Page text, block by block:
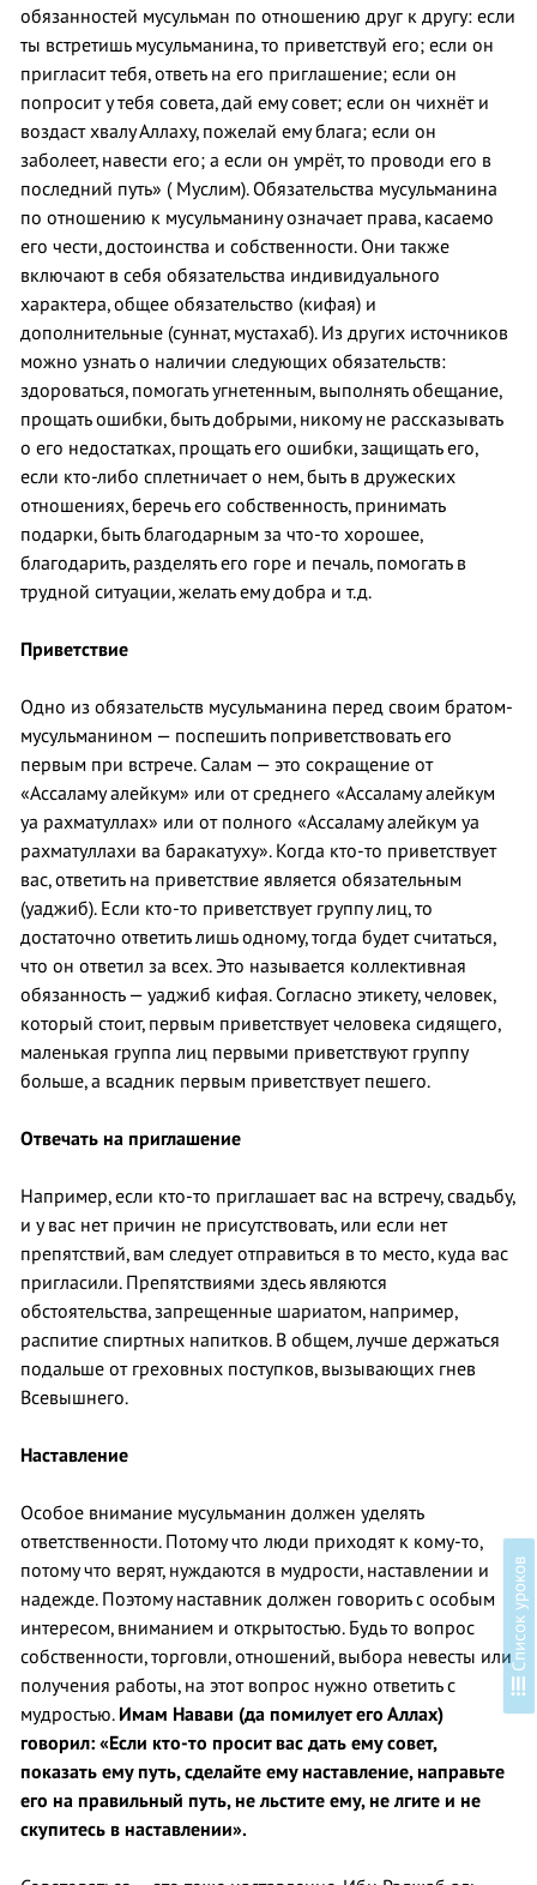
в
обязанностей мусульман по отношению друг к другу: если
ты встретишь мусульманина, то приветствуй его; если он
пригласит тебя, ответь на его приглашение; если он
попросит у тебя совета, дай ему совет; если он чихнёт и
воздаст хвалу Аллаху, пожелай ему блага; если он
заболеет, навести его; а если он умрёт, то проводи его в
последний путь» ( Муслим). Обязательства мусульманина
по отношению к мусульманину означает права, касаемо
его чести, достоинства и собственности. Они также
включают в себя обязательства индивидуального
характера, общее обязательство (кифая) и
дополнительные (суннат, мустахаб). Из других источников
можно узнать о наличии следующих обязательств:
здороваться, помогать угнетенным, выполнять обещание,
прощать ошибки, быть добрыми, никому не рассказывать
о его недостатках, прощать его ошибки, защищать его,
если кто-либо сплетничает о нем, быть в дружеских
отношениях, беречь его собственность, принимать
подарки, быть благодарным за что-то хорошее,
благодарить, разделять его горе и печаль, помогать в
трудной ситуации, желать ему добра и т.д.
Приветствие
Одно из обязательств мусульманина перед своим братом-
мусульманином — поспешить поприветствовать его
первым при встрече. Салам — это сокращение от
«Ассаламу алейкум» или от среднего «Ассаламу алейкум
уа рахматуллах» или от полного «Ассаламу алейкум уа
рахматуллахи ва баракатуху». Когда кто-то приветствует
вас, ответить на приветствие является обязательным
(уаджиб). Если кто-то приветствует группу лиц, то
достаточно ответить лишь одному, тогда будет считаться,
что он ответил за всех. Это называется коллективная
обязанность — уаджиб кифая. Согласно этикету, человек,
который стоит, первым приветствует человека сидящего,
маленькая группа лиц первыми приветствуют группу
больше, а всадник первым приветствует пешего.
Отвечать на приглашение
Например, если кто-то приглашает вас на встречу, свадьбу,
и у вас нет причин не присутствовать, или если нет
препятствий, вам следует отправиться в то место, куда вас
пригласили. Препятствиями здесь являются
обстоятельства, запрещенные шариатом, например,
распитие спиртных напитков. В общем, лучше держаться
подальше от греховных поступков, вызывающих гнев
Всевышнего.
Наставление
Особое внимание мусульманин должен уделять
ответственности. Потому что люди приходят к кому-то,
потому что верят, нуждаются в мудрости, наставлении и
надежде. Поэтому наставник должен говорить с особым
интересом, вниманием и открытостью. Будь то вопрос
собственности, торговли, отношений, выбора невесты или
получения работы, на этот вопрос нужно ответить с
мудростью. Имам Навави (да помилует его Аллах)
говорил: «Если кто-то просит вас дать ему совет,
показать ему путь, сделайте ему наставление, направьте
его на правильный путь, не льстите ему, не лгите и не
скупитесь в наставлении».